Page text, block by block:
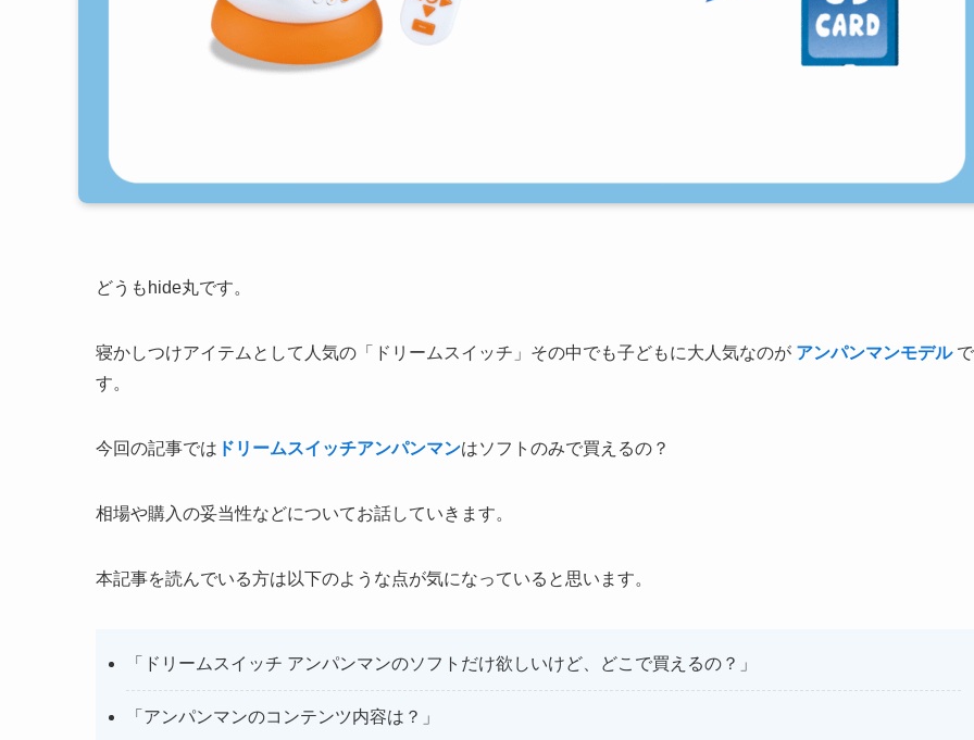
どうもhide丸です。
寝かしつけアイテムとして人気の「ドリームスイッチ」その中でも子どもに大人気なのが アンパンマンモデルで
す。
今回の記事では ドリームスイッチアンパンマンはソフトのみで買えるの？
相場や購入の妥当性などについてお話していきます。
本記事を読んでいる方は以下のような点が気になっていると思います。
「ドリームスイッチ アンパンマンのソフトだけ欲しいけど、どこで買えるの？」
「アンパンマンのコンテンツ内容は？」